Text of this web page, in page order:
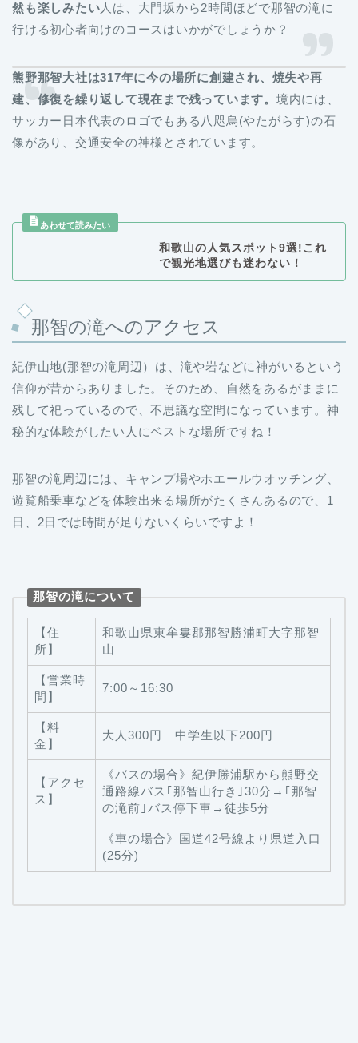
然も楽しみたい人は、大門坂から2時間ほどで那智の滝に
行ける初心者向けのコースはいかがでしょうか？
熊野那智大社は317年に今の場所に創建され、焼失や再
建、修復を繰り返して現在まで残っています。 境内には、
サッカー日本代表のロゴでもある八咫烏(やたがらす)の石
像があり、交通安全の神様とされています。
和歌山の人気スポット9選!これ
で観光地選びも迷わない！
那智の滝へのアクセス
紀伊山地(那智の滝周辺）は、滝や岩などに神がいるという
信仰が昔からありました。そのため、自然をあるがままに
残して祀っているので、不思議な空間になっています。神
秘的な体験がしたい人にベストな場所ですね！
那智の滝周辺には、キャンプ場やホエールウオッチング、
遊覧船乗車などを体験出来る場所がたくさんあるので、1
日、2日では時間が足りないくらいですよ！
那智の滝について
【住
所】
和歌山県東牟婁郡那智勝浦町大字那智
山
【営業時
間】
7:00～16:30
【料
金】
大人300円 中学生以下200円
【アクセ
ス】
《バスの場合》紀伊勝浦駅から熊野交
通路線バス｢那智山行き｣30分→｢那智
の滝前｣バス停下車→徒歩5分
《車の場合》国道42号線より県道入口
(25分)